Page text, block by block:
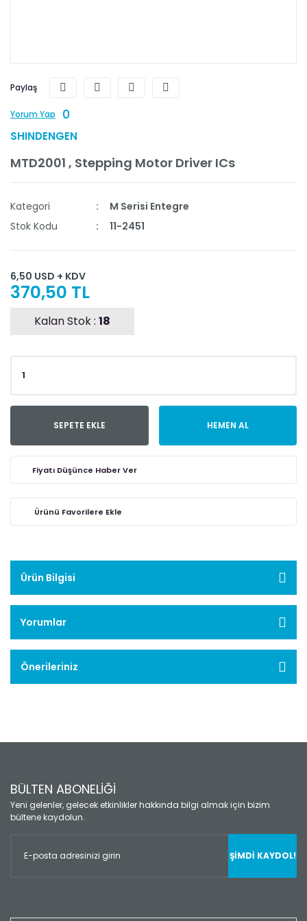
Paylaş
Yorum Yap 0
SHINDENGEN
MTD2001 , Stepping Motor Driver ICs
Kategori
M Serisi Entegre
Stok Kodu
11-2451
6,50 USD + KDV
370,50 TL
Kalan Stok : 18
SEPETE EKLE HEMEN AL
Fiyatı Düşünce Haber Ver
Ürün Bilgisi
Yorumlar
Önerileriniz
BÜLTEN ABONELİĞİ
Yeni gelenler, gelecek etkinlikler hakkında bilgi almak için bizim
bültene kaydolun.
ŞİMDİ KAYDOL!